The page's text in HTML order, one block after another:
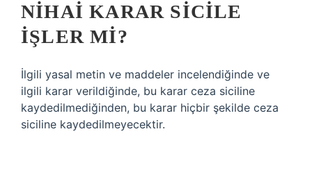
NIHAI KARAR SICILE
IŞLER MI?
İlgili yasal metin ve maddeler incelendiğinde ve
ilgili karar verildiğinde, bu karar ceza siciline
kaydedilmediğinden, bu karar hiçbir şekilde ceza
siciline kaydedilmeyecektir.